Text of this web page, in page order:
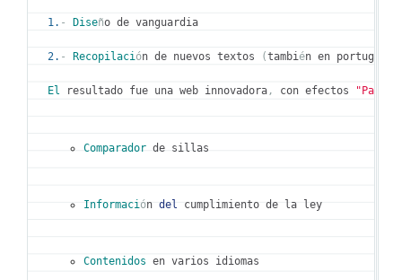
1. - Diseño de vanguardia
2. - Recopilación de nuevos textos (también en portugu
El resultado fue una web innovadora, con efectos
Comparador de sillas
Información del cumplimiento de la ley
Contenidos en varios idiomas